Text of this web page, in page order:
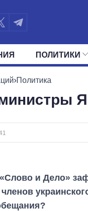
ПОЛИТИКИ
ПРЕЗИДЕНТ И ОФИС
›Политика
и Дело»